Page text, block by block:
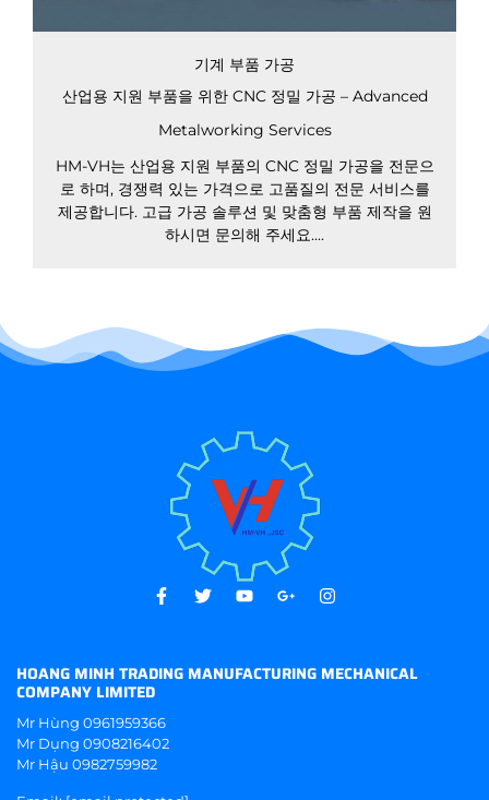
기계 부품 가공
산업용 지원 부품을 위한 CNC 정밀 가공 – Advanced
Metalworking Services
HM-VH는 산업용 지원 부품의 CNC 정밀 가공을 전문으
로 하며, 경쟁력 있는 가격으로 고품질의 전문 서비스를
제공합니다. 고급 가공 솔루션 및 맞춤형 부품 제작을 원
하시면 문의해 주세요....
HOANG MINH TRADING MANUFACTURING MECHANICAL
COMPANY LIMITED
Mr Hùng 0961959366
Mr Dụng 0908216402
Mr Hậu 0982759982